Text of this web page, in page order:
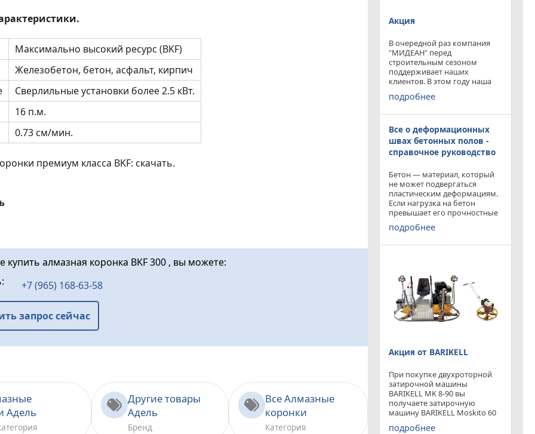
Максимально высокий ресурс (BKF)
Железобетон, бетон, асфальт, кирпич
Сверлильные установки более 2.5 кВт.
16 п.м.
0.73 см/мин.
премиум класса BKF: скачать.
купить алмазная коронка BKF 300 , вы можете:
+7 (965) 168-63-58
запрос сейчас
Адель
Другие товары
Адель
Бренд
Все Алмазные
коронки
Категория
Акция
В очередной раз компания
"МИДЕАН" перед
строительным сезоном
поддерживает наших
клиентов. В этом году наша
компания предлагает
приобрести двухроторную
площадью затирки 2540 мм
по цене двухроторной
подробнее
Все о деформационных
швах бетонных полов -
справочное руководство
Бетон — материал, который
не может подвергаться
пластическим деформациям.
Если нагрузка на бетон
превышает его прочностные
характеристики, то он
попросту растрескивается.
подробнее
Акция от BARIKELL
При покупке двухроторной
затирочной машины
BARIKELL MK 8-90 вы
получаете затирочную
машину BARIKELL Moskito 60
абсолютно бесплатно
подробнее